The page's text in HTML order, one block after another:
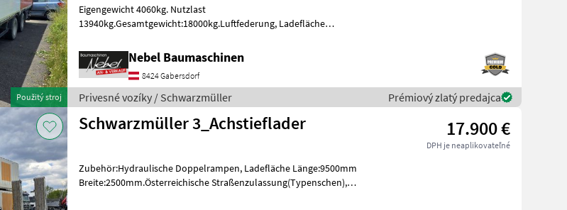
Použitý stroj
Eigengewicht 4060kg. Nutzlast
13940kg.Gesamtgewicht:18000kg.Luftfederung, Ladefläche
osvedčenie PrivesnéNebel Baumaschinen
8424 Gabersdorf
Privesné vozíky / Schwarzmüller Prémiový zlatý predajca
Schwarzmüller 3_Achstieflader 17.900 €
DPH je neaplikovateľné
Zubehör:Hydraulische Doppelrampen, Ladefläche Länge:9500mm
Breite:2500mm.Österreichische Straßenzulassung(Typenschen),